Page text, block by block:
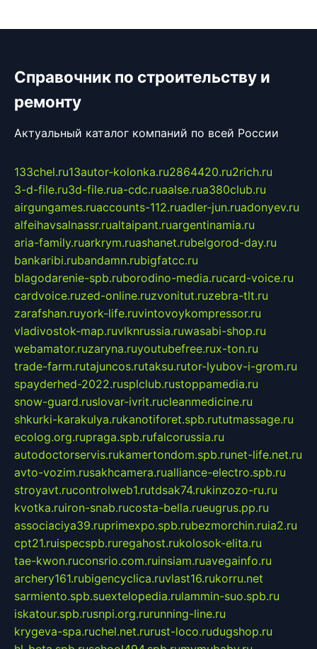
Справочник по строительству и
ремонту
Актуальный каталог компаний по всей России
133chel.ru13autor-kolonka.ru2864420.ru2rich.ru
3-d-file.ru3d-file.rua-cdc.ruaalse.rua380club.ru
airgungames.ruaccounts-112.ruadler-jun.ruadonyev.ru
alfeihavsalnassr.rualtaipant.ruargentinamia.ru
aria-family.ruarkrym.ruashanet.rubelgorod-day.ru
bankaribi.rubandamn.rubigfatcc.ru
blagodarenie-spb.ruborodino-media.rucard-voice.ru
cardvoice.ruzed-online.ruzvonitut.ruzebra-tlt.ru
zarafshan.ruyork-life.ruvintovoykompressor.ru
vladivostok-map.ruvlknrussia.ruwasabi-shop.ru
webamator.ruzaryna.ruyoutubefree.rux-ton.ru
trade-farm.rutajuncos.rutaksu.rutor-lyubov-i-grom.ru
spayderhed-2022.rusplclub.rustoppamedia.ru
snow-guard.ruslovar-ivrit.rucleanmedicine.ru
shkurki-karakulya.rukanotiforet.spb.rututmassage.ru
ecolog.org.rupraga.spb.rufalcorussia.ru
autodoctorservis.rukamertondom.spb.runet-life.net.ru
avto-vozim.rusakhcamera.rualliance-electro.spb.ru
stroyavt.rucontrolweb1.rutdsak74.rukinzozo-ru.ru
kvotka.ruiron-snab.rucosta-bella.rueugrus.pp.ru
associaciya39.ruprimexpo.spb.rubezmorchin.ruia2.ru
cpt21.ruispecspb.ruregahost.rukolosok-elita.ru
tae-kwon.ruconsrio.com.ruinsiam.ruavegainfo.ru
archery161.rubigencyclica.ruvlast16.rukorru.net
sarmiento.spb.suextelopedia.rulammin-suo.spb.ru
iskatour.spb.rusnpi.org.rurunning-line.ru
krygeva-spa.ruchel.net.rurust-loco.rudugshop.ru